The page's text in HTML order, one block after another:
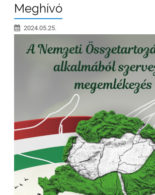
Meghívó
2024.05.25.